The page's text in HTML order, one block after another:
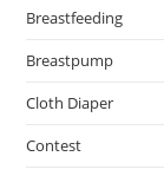
Breastfeeding
Breastpump
Cloth Diaper
Contest